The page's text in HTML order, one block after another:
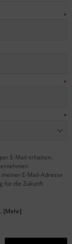
*
*
*
E-Mail erhalten.
E-Mail-Adresse
für die Zukunft
[Mehr]